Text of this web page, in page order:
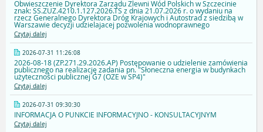
Obwieszczenie Dyrektora Zarządu Zlewni Wód Polskich w Szczecinie
znak: SS.ZUZ.4210.1.127.2026.TS z dnia 21.07.2026 r. o wydaniu na
rzecz Generalnego Dyrektora Dróg Krajowych i Autostrad z siedzibą w
Warszawie decyzji udzielajacej pozwolenia wodnoprawnego
Czytaj dalej
2026-07-31 11:26:08
2026-08-18 (ZP.271.29.2026.AP) Postępowanie o udzielenie zamówienia
publicznego na realizację zadania pn. "Słoneczna energia w budynkach
użyteczności publicznej G7 (OZE w SP4)"
Czytaj dalej
2026-07-31 09:30:30
INFORMACJA O PUNKCIE INFORMACYJNO - KONSULTACYJNYM
Czytaj dalej